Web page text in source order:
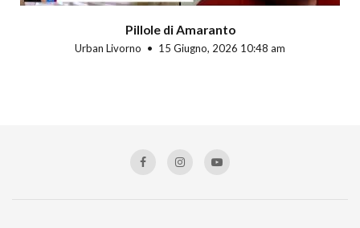
Pillole di Amaranto
Urban Livorno 15 Giugno, 2026 10:48 am